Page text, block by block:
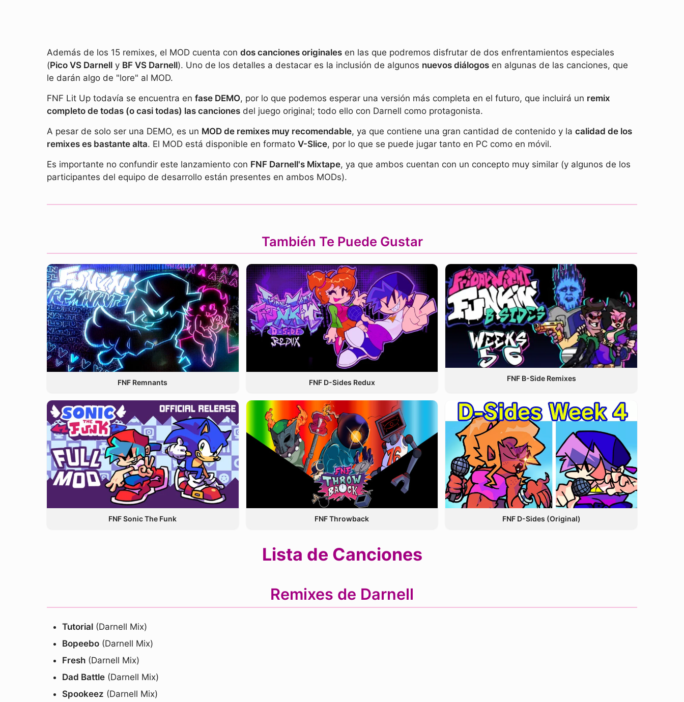
Además de los 15 remixes, el MOD cuenta con dos canciones originales en las que podremos disfrutar de dos enfrentamientos especiales
(Pico VS Darnell y BF VS Darnell). Uno de los detalles a destacar es la inclusión de algunos nuevos diálogos en algunas de las canciones, que
le darán algo de "lore" al MOD.
FNF Lit Up todavía se encuentra en fase DEMO, por lo que podemos esperar una versión más completa en el futuro, que incluirá un remix
completo de todas (o casi todas) las canciones del juego original; todo ello con Darnell como protagonista.
A pesar de solo ser una DEMO, es un MOD de remixes muy recomendable, ya que contiene una gran cantidad de contenido y la calidad de los
remixes es bastante alta. El MOD está disponible en formato V-Slice, por lo que se puede jugar tanto en PC como en móvil.
Es importante no confundir este lanzamiento con FNF Darnell's Mixtape, ya que ambos cuentan con un concepto muy similar (y algunos de los
participantes del equipo de desarrollo están presentes en ambos MODs).
También Te Puede Gustar
FNF Remnants FNF D-Sides Redux FNF B-Side Remixes
FNF Sonic The Funk FNF Throwback FNF D-Sides (Original)
Lista de Canciones
Remixes de Darnell
Tutorial (Darnell Mix)
Bopeebo (Darnell Mix)
Fresh (Darnell Mix)
Dad Battle (Darnell Mix)
Spookeez (Darnell Mix)